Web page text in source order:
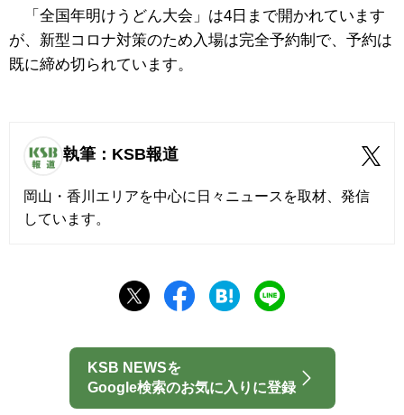
「全国年明けうどん大会」は4日まで開かれています
が、新型コロナ対策のため入場は完全予約制で、予約は
既に締め切られています。
執筆：KSB報道
岡山・香川エリアを中心に日々ニュースを取材、発信
しています。
KSB NEWSを
Google検索のお気に入りに登録